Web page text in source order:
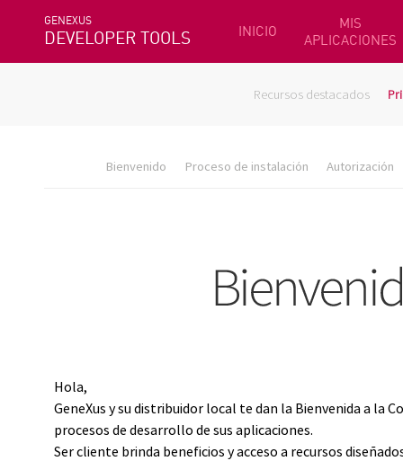
GENEXUS
DEVELOPER TOOLS INICIO
MIS
APLICACIONES
Recursos destacados
Bienvenido Proceso de instalación Autorización
Hola,
GeneXus y su distribuidor local te dan la Bienvenida a la
procesos de desarrollo de sus aplicaciones.
Ser cliente brinda beneficios y acceso a recursos